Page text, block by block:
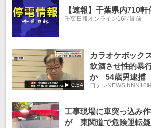
【速報】千葉県内710軒
千葉日報オンライン16時間前
0:54
カラオケボック
飲酒させ性的暴
か 54歳男逮捕
日テレNEWS NNN18
工事現場に車突っ込み
が 東関道で危険運転